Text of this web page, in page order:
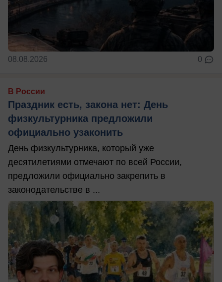
08.08.2026 0
В России
Праздник есть, закона нет: День
физкультурника предложили
официально узаконить
День физкультурника, который уже
десятилетиями отмечают по всей России,
предложили официально закрепить в
законодательстве в ...